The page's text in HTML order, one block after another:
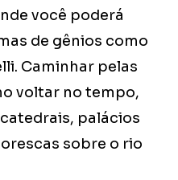
você poderá
de gênios como
Caminhar pelas
voltar no tempo,
palácios
sobre o rio